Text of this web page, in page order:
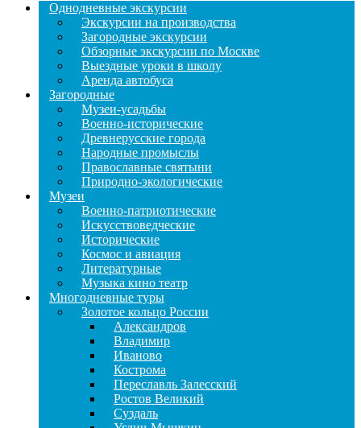
Однодневные экскурсии
Экскурсии на производства
Загородные экскурсии
Обзорные экскурсии по Москве
Выездные уроки в школу
Аренда автобуса
Загородные
Музеи-усадьбы
Военно-исторические
Древнерусские города
Народные промыслы
Православные святыни
Природно-экологические
Музеи
Военно-патриотические
Искусствоведческие
Исторические
Космос и авиация
Литературные
Музыка кино театр
Многодневные туры
Золотое кольцо России
Александров
Владимир
Иваново
Кострома
Переславль Залесский
Ростов Великий
Суздаль